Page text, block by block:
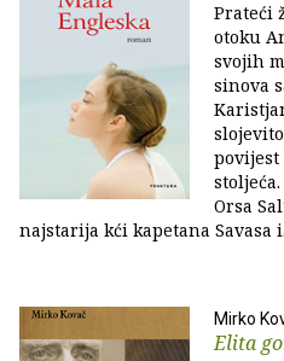
Prateći
otoku
svojih
sinova
povijest
Orsa
najstarija kći kapetana Savasa
Mirko
Elita